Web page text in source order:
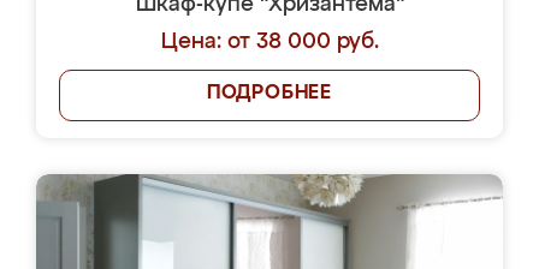
Шкаф-купе "Хризантема"
Цена: от 38 000 руб.
ПОДРОБНЕЕ